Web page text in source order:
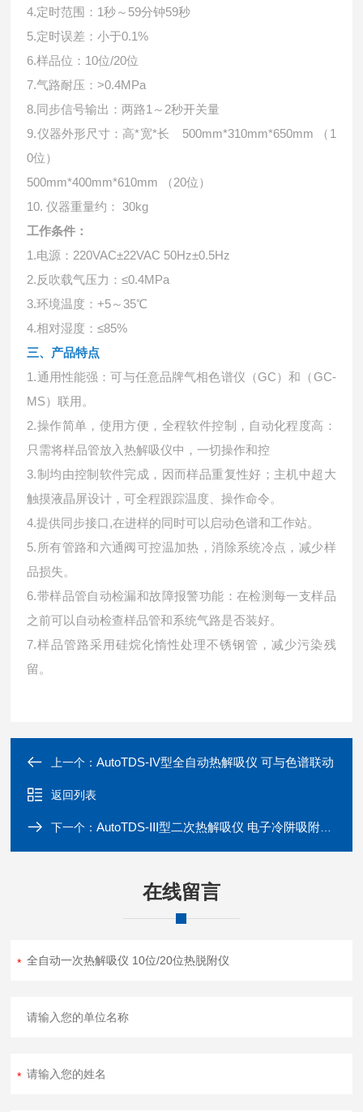
4.定时范围：1秒～59分钟59秒
5.定时误差：小于0.1%
6.样品位：10位/20位
7.气路耐压：>0.4MPa
8.同步信号输出：两路1～2秒开关量
9.仪器外形尺寸：高*宽*长 500mm*310mm*650mm （1
0位）
500mm*400mm*610mm （20位）
10. 仪器重量约： 30kg
工作条件：
1.电源：220VAC±22VAC 50Hz±0.5Hz
2.反吹载气压力：≤0.4MPa
3.环境温度：+5～35℃
4.相对湿度：≤85%
三、产品特点
1.通用性能强：可与任意品牌气相色谱仪（GC）和（GC-
MS）联用。
2.操作简单，使用方便，全程软件控制，自动化程度高：
只需将样品管放入热解吸仪中，一切操作和控
3.制均由控制软件完成，因而样品重复性好；主机中超大
触摸液晶屏设计，可全程跟踪温度、操作命令。
4.提供同步接口,在进样的同时可以启动色谱和工作站。
5.所有管路和六通阀可控温加热，消除系统冷点，减少样
品损失。
6.带样品管自动检漏和故障报警功能：在检测每一支样品
之前可以自动检查样品管和系统气路是否装好。
7.样品管路采用硅烷化惰性处理不锈钢管，减少污染残
留。
上一个：AutoTDS-ⅠV型全自动热解吸仪 可与色谱联动
返回列表
下一个：AutoTDS-ⅠⅠⅠ型二次热解吸仪 电子冷阱吸附解吸设备
在线留言